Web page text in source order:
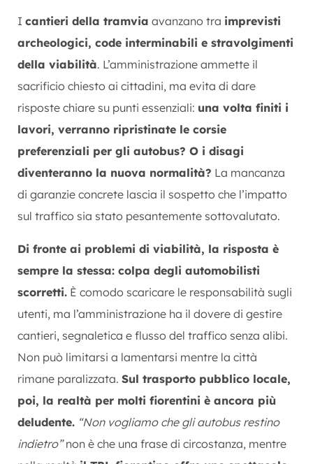
I cantieri della tramvia avanzano tra imprevisti
archeologici, code interminabili e stravolgimenti
della viabilità. L’amministrazione ammette il
sacrificio chiesto ai cittadini, ma evita di dare
risposte chiare su punti essenziali: una volta finiti i
lavori, verranno ripristinate le corsie
preferenziali per gli autobus? O i disagi
diventeranno la nuova normalità? La mancanza
di garanzie concrete lascia il sospetto che l’impatto
sul traffico sia stato pesantemente sottovalutato.
Di fronte ai problemi di viabilità, la risposta è
sempre la stessa: colpa degli automobilisti
scorretti. È comodo scaricare le responsabilità sugli
utenti, ma l’amministrazione ha il dovere di gestire
cantieri, segnaletica e flusso del traffico senza alibi.
Non può limitarsi a lamentarsi mentre la città
rimane paralizzata. Sul trasporto pubblico locale,
poi, la realtà per molti fiorentini è ancora più
deludente. “Non vogliamo che gli autobus restino
indietro”non è che una frase di circostanza, mentre